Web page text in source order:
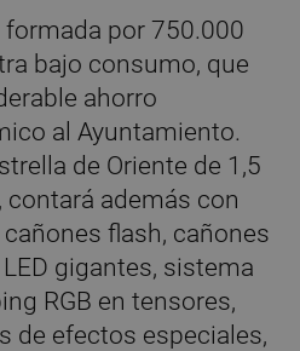
por 750.000
bajo consumo, que
ahorro
al Ayuntamiento.
de Oriente de 1,5
además con
cañones flash, cañones
LED gigantes, sistema
RGB en tensores,
de efectos especiales,